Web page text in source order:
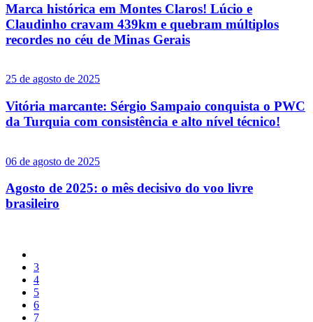
Marca histórica em Montes Claros! Lúcio e
Claudinho cravam 439km e quebram múltiplos
recordes no céu de Minas Gerais
25 de agosto de 2025
Vitória marcante: Sérgio Sampaio conquista o PWC
da Turquia com consistência e alto nível técnico!
06 de agosto de 2025
Agosto de 2025: o mês decisivo do voo livre
brasileiro
3
4
5
6
7